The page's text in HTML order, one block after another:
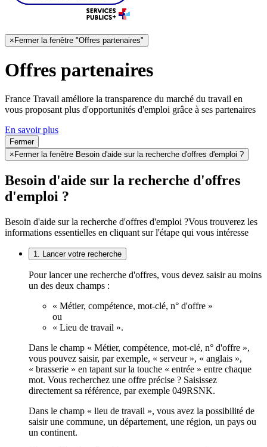
×Fermer la fenêtre "Offres partenaires"
Offres partenaires
France Travail améliore la transparence du marché du travail en
vous proposant plus d'opportunités d'emploi grâce à ses partenaires
En savoir plus
Fermer
× Fermer la fenêtre Besoin d'aide sur la recherche d'offres d'emploi ?
Besoin d'aide sur la recherche d'offres
d'emploi ?
Besoin d'aide sur la recherche d'offres d'emploi ?Vous trouverez les
informations essentielles en cliquant sur l'étape qui vous intéresse
1. Lancer votre recherche
Pour lancer une recherche d'offres, vous devez saisir au moins
un des deux champs :
« Métier, compétence, mot-clé, n° d'offre »
ou
« Lieu de travail ».
Dans le champ « Métier, compétence, mot-clé, n° d'offre »,
vous pouvez saisir, par exemple, « serveur », « anglais »,
« brasserie » en tapant sur la touche « entrée » entre chaque
mot. Vous recherchez une offre précise ? Saisissez
directement sa référence, par exemple 049RSNK.
Dans le champ « lieu de travail », vous avez la possibilité de
saisir une commune, un département, une région, un pays ou
un continent.